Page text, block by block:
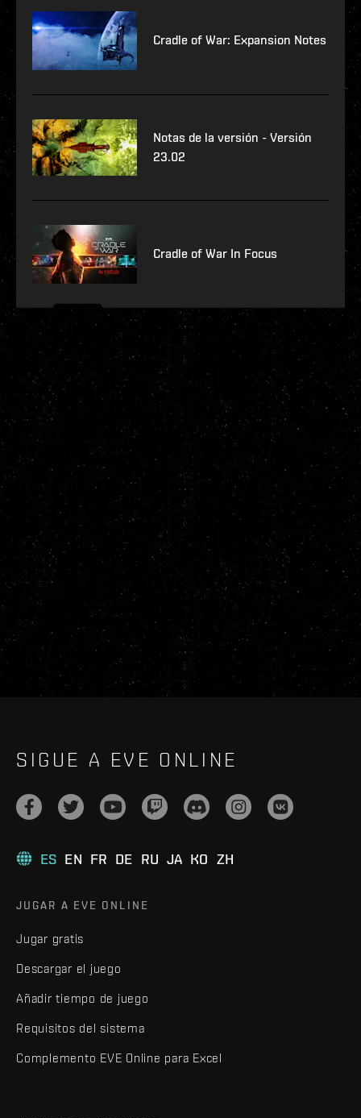
Cradle of War: Expansion Notes
Notas de la versión - Versión
23.02
Cradle of War In Focus
SIGUE A EVE ONLINE
ES EN FR DE RU JA KO ZH
JUGAR A EVE ONLINE
Jugar gratis
Descargar el juego
Añadir tiempo de juego
Requisitos del sistema
Complemento EVE Online para Excel